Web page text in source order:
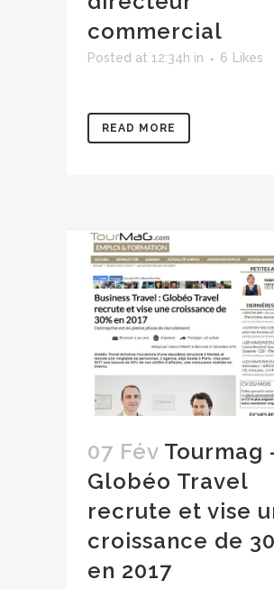
commercial
Posted at 12:34h in 6 Likes
READ MORE
07 Fév Tourmag
Globéo Travel
recrute et vise
croissance de
en 2017